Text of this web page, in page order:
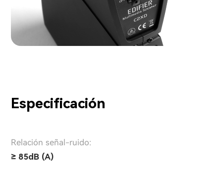
Especificación
Relación señal-ruido:
≥ 85dB (A)